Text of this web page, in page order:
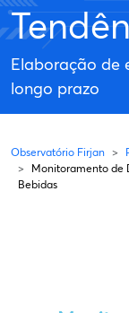
Elaboração de
longo prazo
Observatório Firjan
Monitoramento de
Bebidas